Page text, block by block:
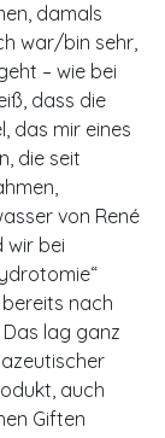
damals
war/bin sehr,
– wie bei
dass die
das mir eines
die seit
von René
wir bei
nach
lag ganz
auch
Giften